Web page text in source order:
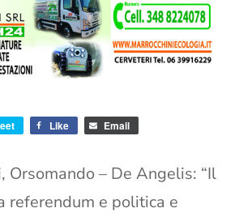
Like Email
Orsomando – De Angelis: “Il
referendum e politica e